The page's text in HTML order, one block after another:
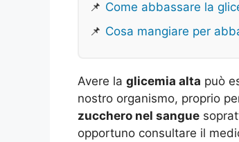
📌 Come abbassare la
📌 Cosa mangiare per
Avere la glicemia alta può
nostro organismo, proprio
zucchero nel sangue
opportuno consultare il